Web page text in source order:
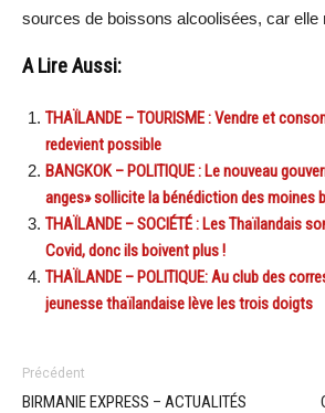
sources de boissons alcoolisées, car elle
A Lire Aussi:
THAÏLANDE – TOURISME : Vendre et
redevient possible
BANGKOK – POLITIQUE : Le nouveau
anges» sollicite la bénédiction des moines
THAÏLANDE – SOCIÉTÉ : Les Thaïlandais
Covid, donc ils boivent plus !
THAÏLANDE – POLITIQUE: Au club des
jeunesse thaïlandaise lève les trois doigts
Précédent
BIRMANIE EXPRESS – ACTUALITÉS